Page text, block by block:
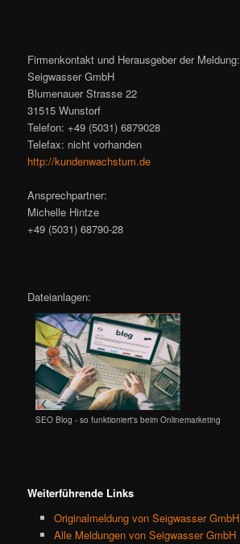
Firmenkontakt und Herausgeber der Meldung:
Seigwasser GmbH
Blumenauer Strasse 22
31515 Wunstorf
Telefon: +49 (5031) 6879028
Telefax: nicht vorhanden
http://kundenwachstum.de
Ansprechpartner:
Michelle Hintze
+49 (5031) 68790-28
Dateianlagen:
SEO Blog - so funktioniert's beim Onlinemarketing
Weiterführende Links
Originalmeldung von Seigwasser GmbH
Alle Meldungen von Seigwasser GmbH